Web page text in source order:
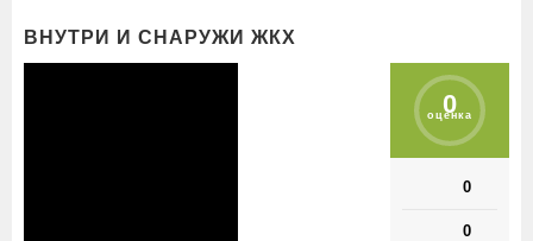
ВНУТРИ И СНАРУЖИ ЖКХ
0
оценка
0
0